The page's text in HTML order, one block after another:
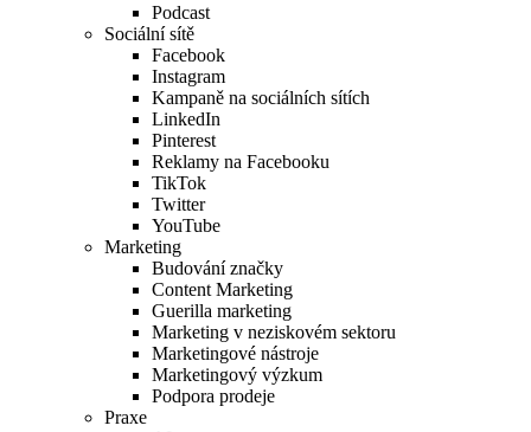
Podcast
Sociální sítě
Facebook
Instagram
Kampaně na sociálních sítích
LinkedIn
Pinterest
Reklamy na Facebooku
TikTok
Twitter
YouTube
Marketing
Budování značky
Content Marketing
Guerilla marketing
Marketing v neziskovém sektoru
Marketingové nástroje
Marketingový výzkum
Podpora prodeje
Praxe